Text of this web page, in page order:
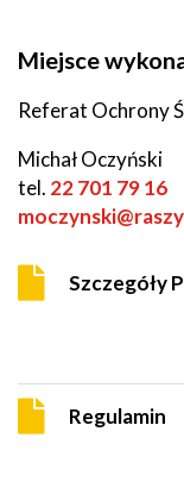
Miejsce
Referat Ochrony
Michał Oczyński
tel. 22 701 79 16
Szczegóły
Regulamin